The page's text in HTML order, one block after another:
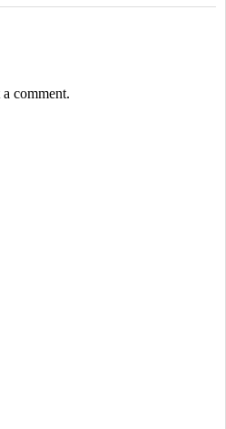
comment.